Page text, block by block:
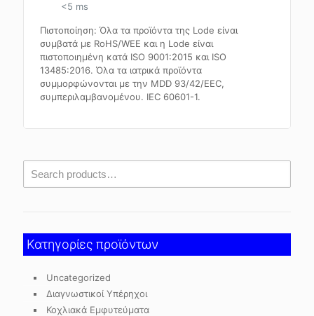
<5 ms
Πιστοποίηση: Όλα τα προϊόντα της Lode είναι
συμβατά με RoHS/WEE και η Lode είναι
πιστοποιημένη κατά ISO 9001:2015 και ISO
13485:2016. Όλα τα ιατρικά προϊόντα
συμμορφώνονται με την MDD 93/42/EEC,
συμπεριλαμβανομένου. IEC 60601-1.
Κατηγορίες προϊόντων
Uncategorized
Διαγνωστικοί Υπέρηχοι
Κοχλιακά Εμφυτεύματα